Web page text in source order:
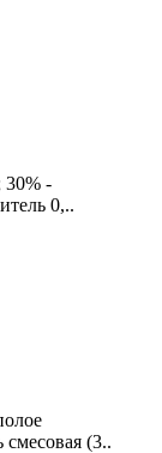
30% -
0,..
(3..